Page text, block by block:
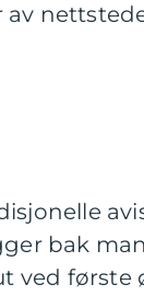
bak
ved første